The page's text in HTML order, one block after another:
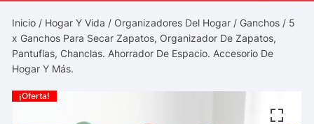
Inicio / Hogar Y Vida / Organizadores Del Hogar /Ganchos / 5
x Ganchos Para Secar Zapatos, Organizador De Zapatos,
Pantuflas, Chanclas. Ahorrador De Espacio. Accesorio De
Hogar Y Más.
¡Oferta!